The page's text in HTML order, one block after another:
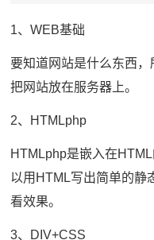
1、WEB基础
要知道网站是什么东西
把网站放在服务器上。
2、HTMLphp
HTMLphp是嵌入在
以用HTML写出简单的静
看效果。
3、DIV+CSS